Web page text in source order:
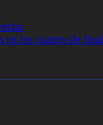
en los cuartos de final